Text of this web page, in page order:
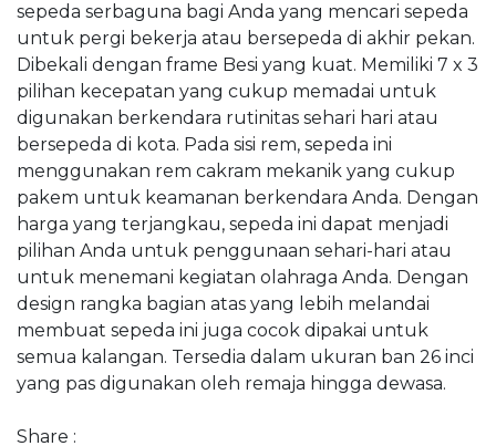
sepeda serbaguna bagi Anda yang mencari sepeda
untuk pergi bekerja atau bersepeda di akhir pekan.
Dibekali dengan frame Besi yang kuat. Memiliki 7 x 3
pilihan kecepatan yang cukup memadai untuk
digunakan berkendara rutinitas sehari hari atau
bersepeda di kota. Pada sisi rem, sepeda ini
menggunakan rem cakram mekanik yang cukup
pakem untuk keamanan berkendara Anda. Dengan
harga yang terjangkau, sepeda ini dapat menjadi
pilihan Anda untuk penggunaan sehari-hari atau
untuk menemani kegiatan olahraga Anda. Dengan
design rangka bagian atas yang lebih melandai
membuat sepeda ini juga cocok dipakai untuk
semua kalangan. Tersedia dalam ukuran ban 26 inci
yang pas digunakan oleh remaja hingga dewasa.
Share :